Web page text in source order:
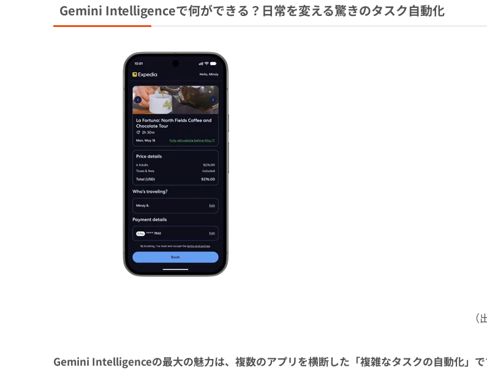
Gemini Intelligenceで何ができる？日常を変える驚きのタスク自動化
（
Gemini Intelligenceの最大の魅力は、複数のアプリを横断した「複雑なタスクの自動化」で